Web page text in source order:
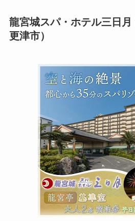
龍宮城スパ・ホテル三日
更津市）